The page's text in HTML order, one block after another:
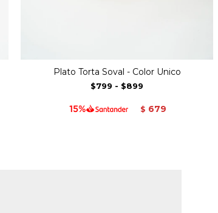
Plato Torta Soval - Color Unico
$799 - $899
$ 679